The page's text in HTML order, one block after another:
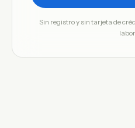
Sin registro y sin tarjeta de